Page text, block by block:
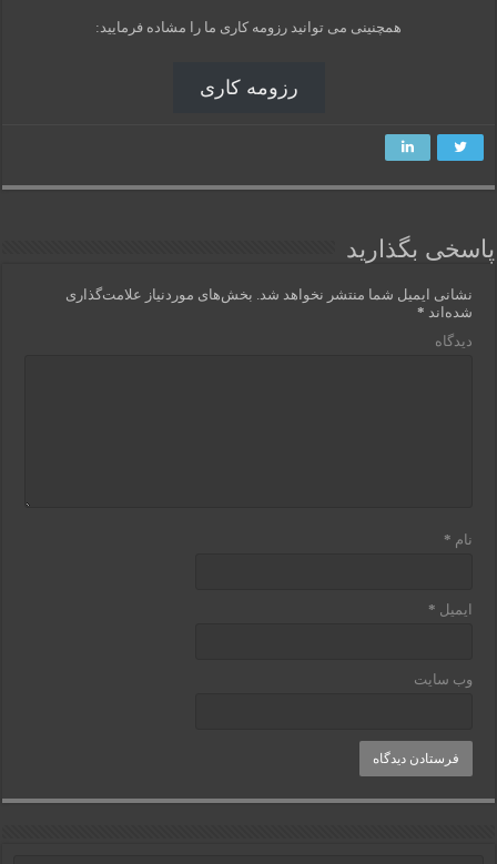
همچنینی می توانید رزومه کاری ما را مشاده فرمایید:
رزومه کاری
پاسخی بگذارید
نشانی ایمیل شما منتشر نخواهد شد. بخش‌های موردنیاز علامت‌گذاری
شده‌اند *
دیدگاه
نام *
ایمیل *
وب‌ سایت